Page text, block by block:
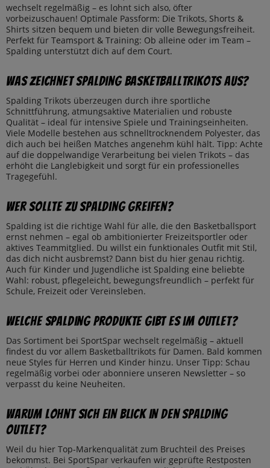
wechselt regelmäßig – es lohnt sich also, öfter
vorbeizuschauen! Optimale Passform: Die Trikots, Shorts &
Shirts sitzen bequem und bieten dir volle Bewegungsfreiheit.
Perfekt für Teamsport & Training: Ob alleine oder im Team –
Spalding unterstützt dich auf dem Court.
Was zeichnet Spalding Basketballtrikots aus?
Spalding Trikots überzeugen durch ihre sportliche
Schnittführung, atmungsaktive Materialien und robuste
Qualität – ideal für intensive Spiele und Trainingseinheiten.
Viele Modelle bestehen aus schnelltrocknendem Polyester, das
dich auch bei heißen Matches angenehm kühl hält. Tipp: Achte
auf die doppelwandige Verarbeitung bei vielen Trikots – das
erhöht die Langlebigkeit und sorgt für ein professionelles
Tragegefühl.
Wer sollte zu Spalding greifen?
Spalding ist die richtige Wahl für alle, die den Basketballsport
ernst nehmen – egal ob ambitionierter Freizeitsportler oder
aktives Teammitglied. Du willst ein funktionales Outfit mit Stil,
das dich nicht ausbremst? Dann bist du hier genau richtig.
Auch für Kinder und Jugendliche ist Spalding eine beliebte
Wahl: robust, pflegeleicht, bewegungsfreundlich – perfekt für
Schule, Freizeit oder Vereinsleben.
Welche Spalding Produkte gibt es im Outlet?
Das Sortiment bei SportSpar wechselt regelmäßig – aktuell
findest du vor allem Basketballtrikots für Damen. Bald kommen
neue Styles für Herren und Kinder hinzu. Unser Tipp: Schau
regelmäßig vorbei oder abonniere unseren Newsletter – so
verpasst du keine Neuheiten.
Warum lohnt sich ein Blick in den Spalding
Outlet?
Weil du hier Top-Markenqualität zum Bruchteil des Preises
bekommst. Bei SportSpar verkaufen wir geprüfte Restposten